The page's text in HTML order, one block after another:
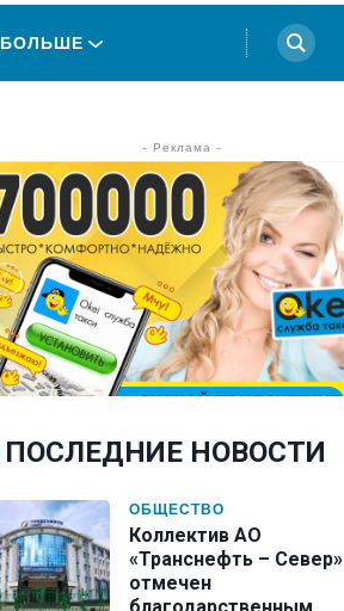
БОЛЬШЕ
- Реклама -
ПОСЛЕДНИЕ НОВОСТИ
ОБЩЕСТВО
Коллектив АО
«Транснефть – Север»
отмечен